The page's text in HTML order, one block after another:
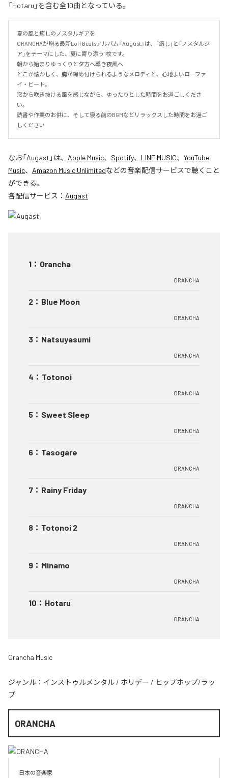
「Hotaru」を含む全10曲となっている。
夏の風と癒しのノスタルギアを
ORANCHAが贈る最新Lofi Beatsアルバム『August』は、「癒し」と「ノスタルジ
ア」をテーマにした、夏に寄り添う1枚です。
朝から始まりゆっくりと夕方へ導き夜風へ
どこか懐かしく、胸が締め付けられるようなメロディと、心地よいローファ
イ・ビート。
窓から吹き抜ける風を感じながら、ゆったりとした時間をお過ごしくださ
い。
読書や作業のお供に、そして寝る前のBGMなどリラックスした時間をお過ご
しください
なお「Augast 」は、 Apple Music、 Spotify、 LINE MUSIC、 YouTube
Music、 Amazon Music Unlimitedなどの音楽配信サービスで聴くこと
ができる。
各配信サービス： Augast
1 ： Orancha
ORANCHA
2 ： Blue Moon
ORANCHA
3 ： Natsuyasumi
ORANCHA
4 ： Totonoi
ORANCHA
5 ： Sweet Sleep
ORANCHA
6 ： Tasogare
ORANCHA
7 ： Rainy Friday
ORANCHA
8 ： Totonoi 2
ORANCHA
9 ： Minamo
ORANCHA
10 ： Hotaru
ORANCHA
Orancha Music
ジャンル： インストゥルメンタル / ホリデー / ヒップホップ/ラッ
プ
ORANCHA
日本の音楽家